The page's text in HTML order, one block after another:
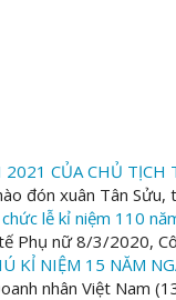
CỦA CHỦ
đón xuân Tân
lễ kỉ niệm 110
Phụ nữ 8/3/2020,
KỈ NIỆM 15 NĂM
nhân Việt Nam